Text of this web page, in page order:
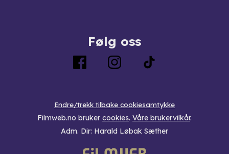
Følg oss
Endre/trekk tilbake cookiesamtykke
Filmweb.no bruker cookies. Våre brukervilkår.
Adm. Dir: Harald Løbak Sæther